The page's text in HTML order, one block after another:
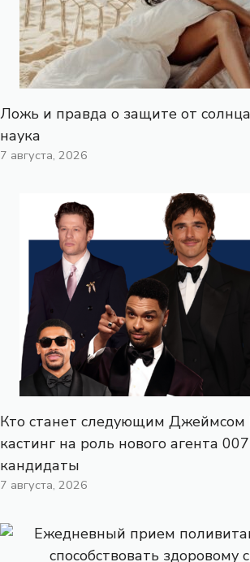
Ложь и правда о защите от
наука
7 августа, 2026
Кто станет следующим Джеймсом
кастинг на роль нового агента
кандидаты
7 августа, 2026